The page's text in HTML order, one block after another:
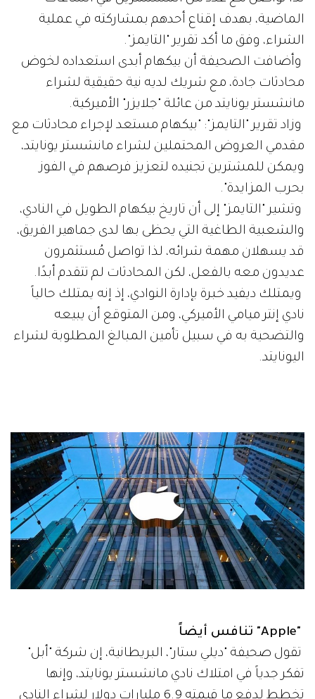
الماضية، بهدف إقناع أحدهم بمشاركته في عملية
الشراء، وفق ما أكد تقرير "التايمز".
وأضافت الصحيفة أن بيكهام أبدى استعداده لخوض
محادثات جادة، مع شريك لديه نية حقيقية لشراء
مانشستر يونايتد من عائلة "جلايزر" الأميركية.
وزاد تقرير "التايمز": "بيكهام مستعد لإجراء محادثات مع
مقدمي العروض المحتملين لشراء مانشستر يونايتد،
ويمكن للمشترين تجنيده لتعزيز فرصهم في الفوز
بحرب المزايدة".
وتشير "التايمز" إلى أن تاريخ بيكهام الطويل في النادي،
والشعبية الطاغية التي يحظى بها لدى جماهير الفريق،
قد يسهلان مهمة شرائه، لذا تواصل مُستثمرون
عديدون معه بالفعل، لكن المحادثات لم تتقدم أبدًا.
ويمتلك ديفيد خبرة بإدارة النوادي، إذ إنه يمتلك حالياً
نادي إنتر ميامي الأميركي، ومن المتوقع أن يبيعه
والتضحية به في سبيل تأمين المبالغ المطلوبة لشراء
اليونايتد.
"Apple" تنافس أيضاً
تقول صحيفة "ديلي ستار"، البريطانية، إن شركة "أبل"
تفكر جدياً في امتلاك نادي مانشستر يونايتد، وإنها
تخطط لدفع ما قيمته 6.9 مليارات دولار لشراء النادي